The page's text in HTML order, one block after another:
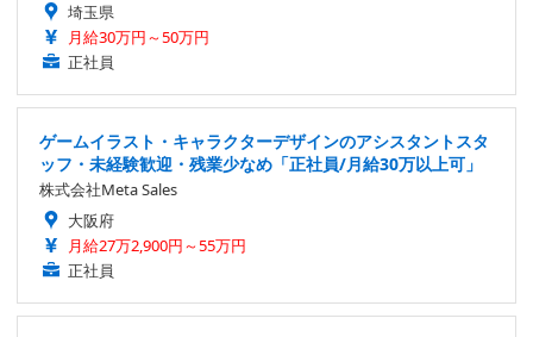
埼玉県
月給30万円～50万円
正社員
ゲームイラスト・キャラクターデザインのアシスタントスタ
ッフ・未経験歓迎・残業少なめ「正社員/月給30万以上可」
株式会社Meta Sales
大阪府
月給27万2,900円～55万円
正社員